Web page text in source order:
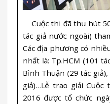
Cuộc thi đã thu hút
tác giả nước ngoài)
Các địa phương có
nhất là: Tp.HCM (101
Bình Thuận (29 tác
giả)…Lễ trao giải Cuộc
2016 được tổ chức